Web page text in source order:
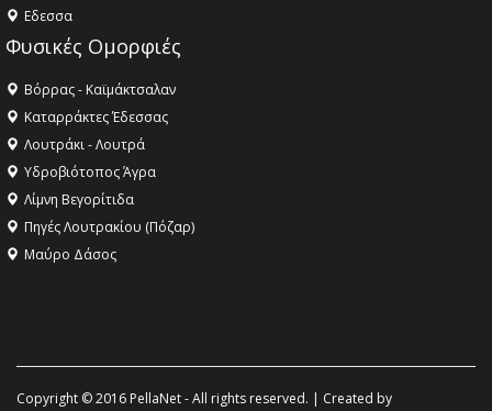
Eδεσσα
Φυσικές Ομορφιές
Βόρρας - Καϊμάκτσαλαν
Καταρράκτες Έδεσσας
Λουτράκι - Λουτρά
Υδροβιότοπος Άγρα
Λίμνη Βεγορίτιδα
Πηγές Λουτρακίου (Πόζαρ)
Μαύρο Δάσος
Copyright © 2016 PellaNet - All rights reserved. | Created by